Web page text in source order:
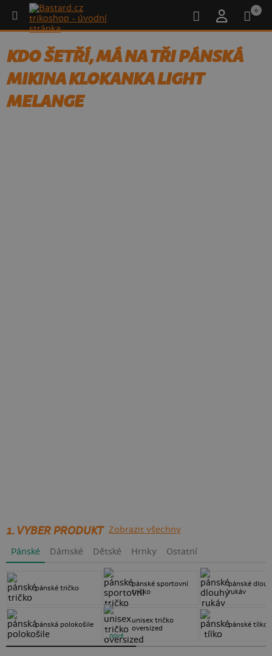
0
KDO ŠETŘÍ, MÁ NA TŘI PÁNSKÁ
MIKINA KLOKANKA LIGHT
MELANGE
1. VYBER PRODUKT Zobrazit všechny
Pánské Dámské Dětské Hrnky Ostatní
pánské tričko
pánská polokošile
pánské sportovní
tričko
unisex tričko
oversized
nové
pánské
rukáv
pánské tílko